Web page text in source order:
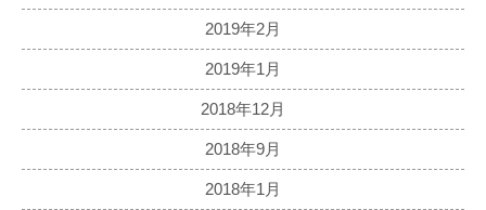
2019年2月
2019年1月
2018年12月
2018年9月
2018年1月